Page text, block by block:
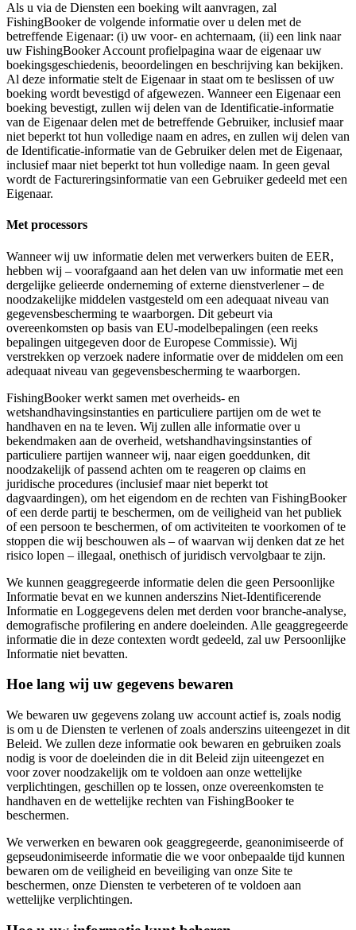
Als u via de Diensten een boeking wilt aanvragen, zal
FishingBooker de volgende informatie over u delen met de
betreffende Eigenaar: (i) uw voor- en achternaam, (ii) een link naar
uw FishingBooker Account profielpagina waar de eigenaar uw
boekingsgeschiedenis, beoordelingen en beschrijving kan bekijken.
Al deze informatie stelt de Eigenaar in staat om te beslissen of uw
boeking wordt bevestigd of afgewezen. Wanneer een Eigenaar een
boeking bevestigt, zullen wij delen van de Identificatie-informatie
van de Eigenaar delen met de betreffende Gebruiker, inclusief maar
niet beperkt tot hun volledige naam en adres, en zullen wij delen van
de Identificatie-informatie van de Gebruiker delen met de Eigenaar,
inclusief maar niet beperkt tot hun volledige naam. In geen geval
wordt de Factureringsinformatie van een Gebruiker gedeeld met een
Eigenaar.
Met processors
Wanneer wij uw informatie delen met verwerkers buiten de EER,
hebben wij – voorafgaand aan het delen van uw informatie met een
dergelijke gelieerde onderneming of externe dienstverlener – de
noodzakelijke middelen vastgesteld om een adequaat niveau van
gegevensbescherming te waarborgen. Dit gebeurt via
overeenkomsten op basis van EU-modelbepalingen (een reeks
bepalingen uitgegeven door de Europese Commissie). Wij
verstrekken op verzoek nadere informatie over de middelen om een
adequaat niveau van gegevensbescherming te waarborgen.
FishingBooker werkt samen met overheids- en
wetshandhavingsinstanties en particuliere partijen om de wet te
handhaven en na te leven. Wij zullen alle informatie over u
bekendmaken aan de overheid, wetshandhavingsinstanties of
particuliere partijen wanneer wij, naar eigen goeddunken, dit
noodzakelijk of passend achten om te reageren op claims en
juridische procedures (inclusief maar niet beperkt tot
dagvaardingen), om het eigendom en de rechten van FishingBooker
of een derde partij te beschermen, om de veiligheid van het publiek
of een persoon te beschermen, of om activiteiten te voorkomen of te
stoppen die wij beschouwen als – of waarvan wij denken dat ze het
risico lopen – illegaal, onethisch of juridisch vervolgbaar te zijn.
We kunnen geaggregeerde informatie delen die geen Persoonlijke
Informatie bevat en we kunnen anderszins Niet-Identificerende
Informatie en Loggegevens delen met derden voor branche-analyse,
demografische profilering en andere doeleinden. Alle geaggregeerde
informatie die in deze contexten wordt gedeeld, zal uw Persoonlijke
Informatie niet bevatten.
Hoe lang wij uw gegevens bewaren
We bewaren uw gegevens zolang uw account actief is, zoals nodig
is om u de Diensten te verlenen of zoals anderszins uiteengezet in dit
Beleid. We zullen deze informatie ook bewaren en gebruiken zoals
nodig is voor de doeleinden die in dit Beleid zijn uiteengezet en
voor zover noodzakelijk om te voldoen aan onze wettelijke
verplichtingen, geschillen op te lossen, onze overeenkomsten te
handhaven en de wettelijke rechten van FishingBooker te
beschermen.
We verwerken en bewaren ook geaggregeerde, geanonimiseerde of
gepseudonimiseerde informatie die we voor onbepaalde tijd kunnen
bewaren om de veiligheid en beveiliging van onze Site te
beschermen, onze Diensten te verbeteren of te voldoen aan
wettelijke verplichtingen.